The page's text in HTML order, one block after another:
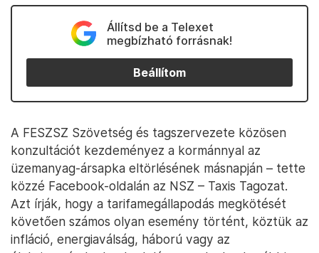
Állítsd be a Telexet
megbízható forrásnak!
Beállítom
A FESZSZ Szövetség és tagszervezete közösen
konzultációt kezdeményez a kormánnyal az
üzemanyag-ársapka eltörlésének másnapján – tette
közzé Facebook-oldalán az NSZ – Taxis Tagozat.
Azt írják, hogy a tarifamegállapodás megkötését
követően számos olyan esemény történt, köztük az
infláció, energiaválság, háború vagy az